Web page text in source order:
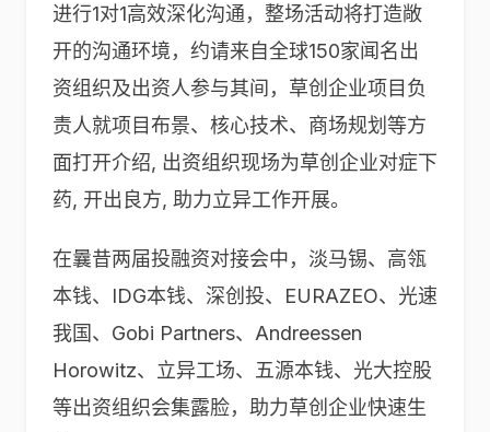
进行1对1高效深化沟通，整场活动将打造敞
开的沟通环境，约请来自全球150家闻名出
资组织及出资人参与其间，草创企业项目负
责人就项目布景、核心技术、商场规划等方
面打开介绍, 出资组织现场为草创企业对症下
药, 开出良方, 助力立异工作开展。
在曩昔两届投融资对接会中，淡马锡、高瓴
本钱、IDG本钱、深创投、EURAZEO、光速
我国、Gobi Partners、Andreessen
Horowitz、立异工场、五源本钱、光大控股
等出资组织会集露脸，助力草创企业快速生